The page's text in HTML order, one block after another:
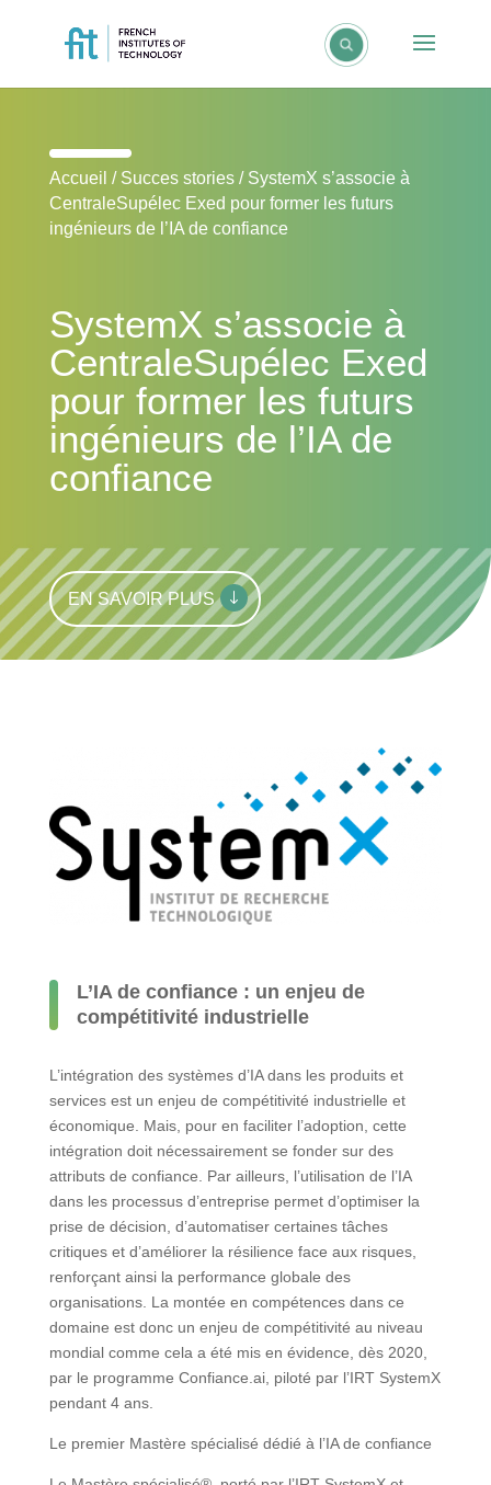
Accueil / Succes stories/ SystemX s’associe à
CentraleSupélec Exed pour former les futurs
ingénieurs de l’IA de confiance
SystemX s’associe à
CentraleSupélec Exed
pour former les futurs
ingénieurs de l’IA de
confiance
EN SAVOIR PLUS
L’IA de confiance : un enjeu de
compétitivité industrielle
L’intégration des systèmes d’IA dans les produits et
services est un enjeu de compétitivité industrielle et
économique. Mais, pour en faciliter l’adoption, cette
intégration doit nécessairement se fonder sur des
attributs de confiance. Par ailleurs, l’utilisation de l’IA
dans les processus d’entreprise permet d’optimiser la
prise de décision, d’automatiser certaines tâches
critiques et d’améliorer la résilience face aux risques,
renforçant ainsi la performance globale des
organisations. La montée en compétences dans ce
domaine est donc un enjeu de compétitivité au niveau
mondial comme cela a été mis en évidence, dès 2020,
par le programme Confiance.ai, piloté par l’IRT SystemX
pendant 4 ans.
Le premier Mastère spécialisé dédié à l’IA de confiance